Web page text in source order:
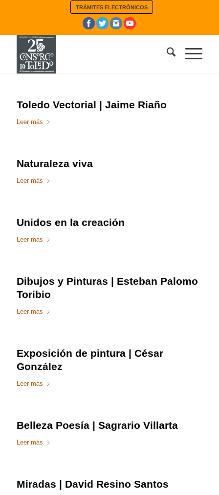
TRÁMITES ELECTRÓNICOS
Toledo Vectorial | Jaime Riaño
Leer más
Naturaleza viva
Leer más
Unidos en la creación
Leer más
Dibujos y Pinturas | Esteban Palomo
Toribio
Leer más
Exposición de pintura | César
González
Leer más
Belleza Poesía | Sagrario Villarta
Leer más
Miradas | David Resino Santos